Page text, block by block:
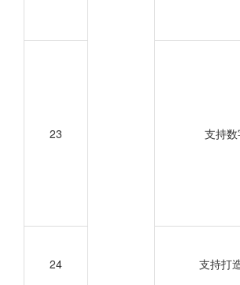
23 支持数
24 支持打